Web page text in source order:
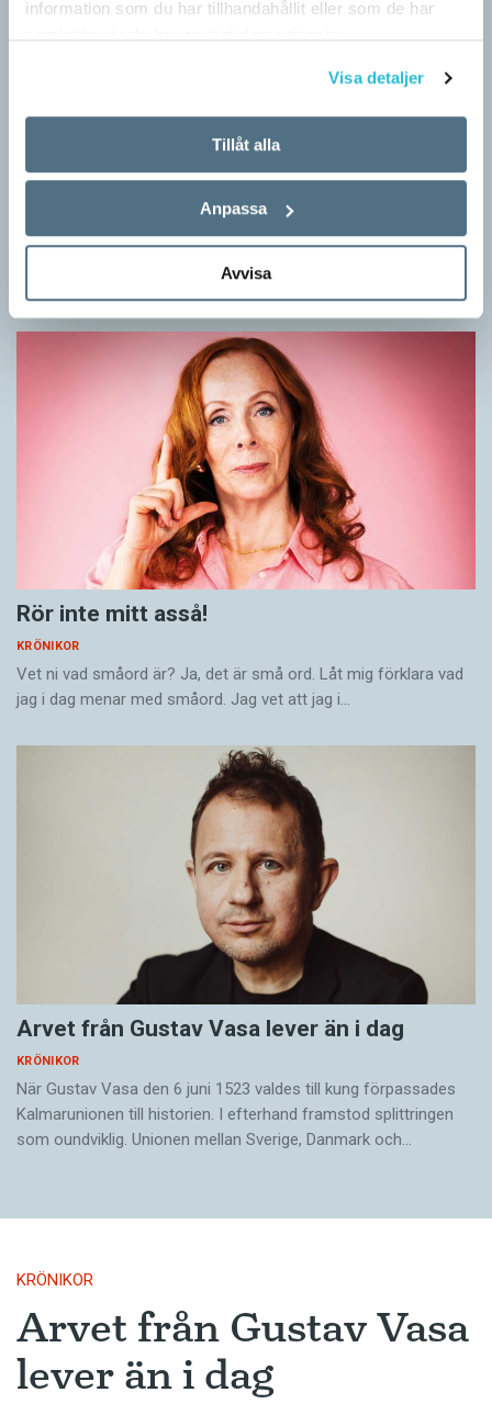
information som du har tillhandahållit eller som de har
Visa detaljer
Tillåt alla
Anpassa
Avvisa
Mesen är ingen fegis
Sveriges vanligaste vinterfågel är en mes. Alltså ingen fegis
Rör inte mitt asså!
KRÖNIKOR
Vet ni vad småord är? Ja, det är små ord. Låt mig förklara vad
jag i dag menar med småord. Jag vet att jag i…
Arvet från Gustav Vasa lever än i dag
KRÖNIKOR
När Gustav Vasa den 6 juni 1523 ­valdes till kung förpassades
Kalmar­unionen till historien. I efterhand framstod splittringen
som ound­viklig. ­Unionen ­mellan Sverige, Danmark och…
KRÖNIKOR
Arvet från Gustav Vasa
lever än i dag